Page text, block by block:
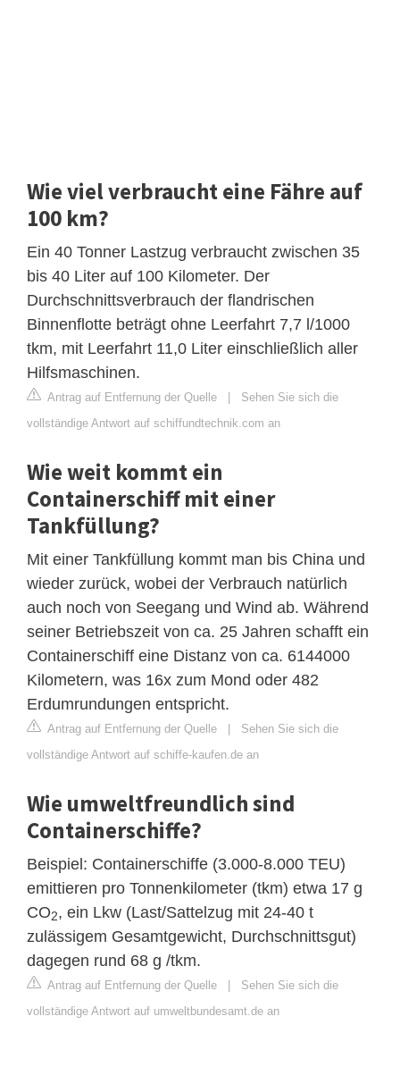
Wie viel verbraucht eine Fähre auf
100 km?
Ein 40 Tonner Lastzug verbraucht zwischen 35
bis 40 Liter auf 100 Kilometer. Der
Durchschnittsverbrauch der flandrischen
Binnenflotte beträgt ohne Leerfahrt 7,7 l/1000
tkm, mit Leerfahrt 11,0 Liter einschließlich aller
Hilfsmaschinen.
Antrag auf Entfernung der Quelle | Sehen Sie sich die
vollständige Antwort auf schiffundtechnik.com an
Wie weit kommt ein
Containerschiff mit einer
Tankfüllung?
Mit einer Tankfüllung kommt man bis China und
wieder zurück, wobei der Verbrauch natürlich
auch noch von Seegang und Wind ab. Während
seiner Betriebszeit von ca. 25 Jahren schafft ein
Containerschiff eine Distanz von ca. 6144000
Kilometern, was 16x zum Mond oder 482
Erdumrundungen entspricht.
Antrag auf Entfernung der Quelle | Sehen Sie sich die
vollständige Antwort auf schiffe-kaufen.de an
Wie umweltfreundlich sind
Containerschiffe?
Beispiel: Containerschiffe (3.000-8.000 TEU)
emittieren pro Tonnenkilometer (tkm) etwa 17 g
CO2, ein Lkw (Last/Sattelzug mit 24-40 t
zulässigem Gesamtgewicht, Durchschnittsgut)
dagegen rund 68 g /tkm.
Antrag auf Entfernung der Quelle | Sehen Sie sich die
vollständige Antwort auf umweltbundesamt.de an